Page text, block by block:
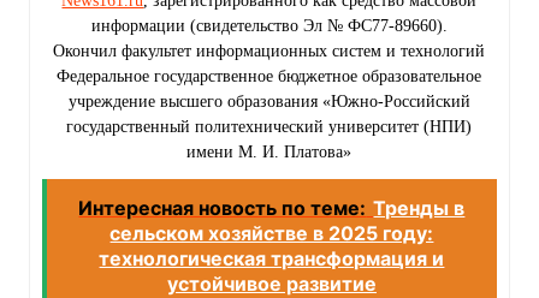
информации (свидетельство Эл № ФС77-89660).
Окончил факультет информационных систем и технологий
Федеральное государственное бюджетное образовательное
учреждение высшего образования «Южно-Российский
государственный политехнический университет (НПИ)
имени М. И. Платова»
Интересная новость по теме: Тренды в
сельском хозяйстве в 2025 году:
технологическая трансформация и
устойчивое развитие